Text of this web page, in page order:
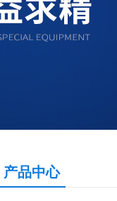
产品中心